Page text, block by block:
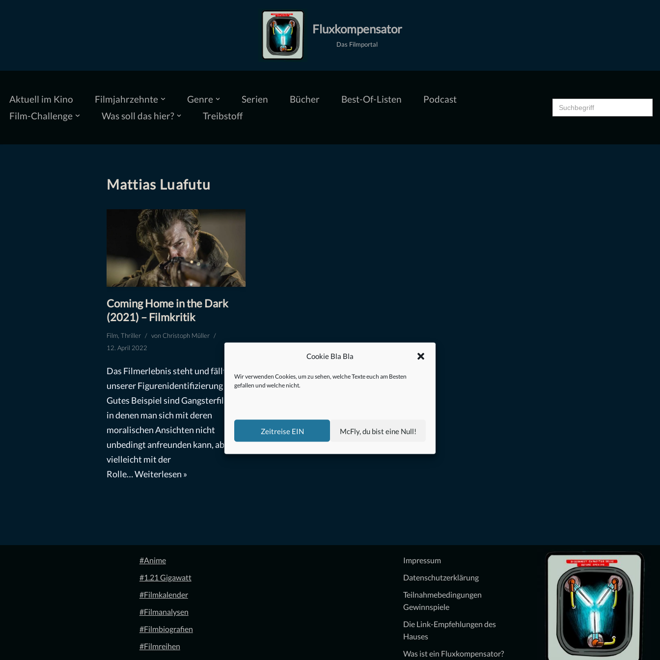
Cookie Bla Bla
Wir verwenden Cookies, um zu sehen, welche Texte euch am Besten
gefallen und welche nicht.
Zeitreise EIN McFly, du bist eine Null!
Fluxkompensator
Das Filmportal
Aktuell im Kino Filmjahrzehnte Genre Serien Bücher Best-Of-Listen
Podcast
Film-Challenge
Was soll das hier? Treibstoff
Search
for:
Mattias Luafutu
Coming Home in the Dark
(2021) – Filmkritik
Film, Thriller vonChristoph Müller
12. April 2022
Das Filmerlebnis steht und fällt mit
unserer Figurenidentifizierung .
Gutes Beispiel sind Gangsterfilme,
in denen man sich mit deren
moralischen Ansichten nicht
unbedingt anfreunden kann, aber
vielleicht mit der
Rolle…Weiterlesen »
#Anime
#1.21 Gigawatt
#Filmkalender
#Filmanalysen
#Filmbiografien
#Filmreihen
Impressum
Datenschutzerklärung
Teilnahmebedingungen
Gewinnspiele
Die Link-Empfehlungen des
Hauses
Was ist ein Fluxkompensator?